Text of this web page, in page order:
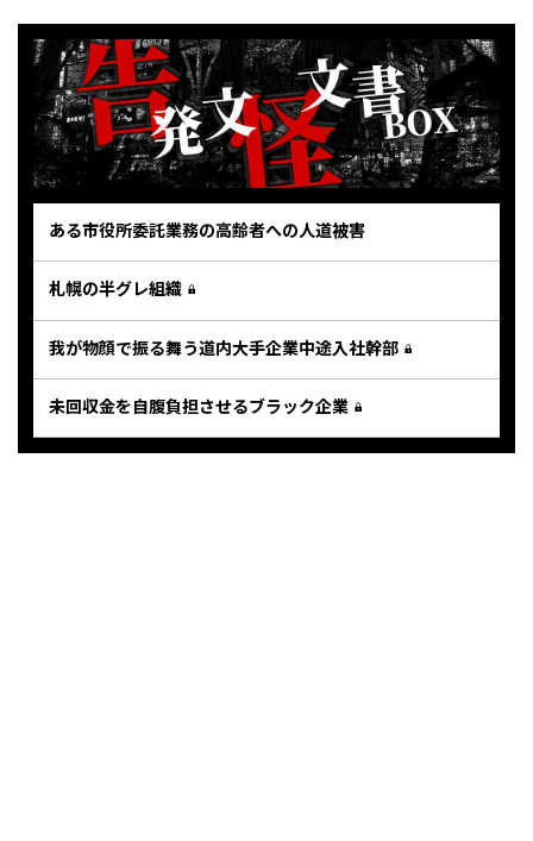
ある市役所委託業務の高齢者への人道被害
札幌の半グレ組織
我が物顔で振る舞う道内大手企業中途入社幹部
未回収金を自腹負担させるブラック企業